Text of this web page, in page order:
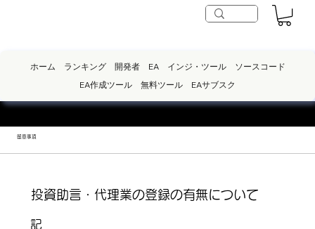
ホーム ランキング 開発者 EA インジ・ツール
ソースコード
EA作成ツール
無料ツール EAサブスク
​留意事項
投資助言・代理業の登録の有無について
記